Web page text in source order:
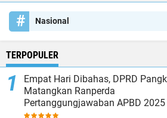
Nasional
TERPOPULER
Empat Hari Dibahas, DPRD
Matangkan Ranperda
Pertanggungjawaban APBD 2025